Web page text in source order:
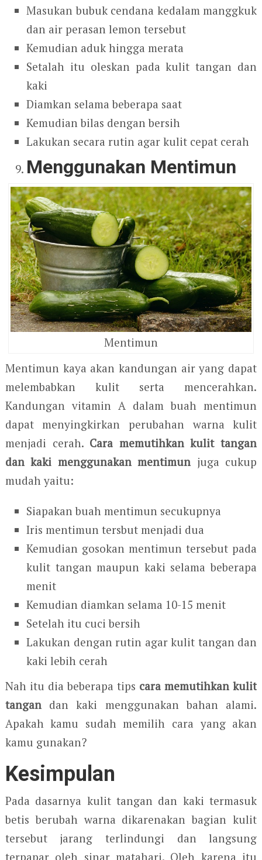
Masukan bubuk cendana kedalam manggkuk
dan air perasan lemon tersebut
Kemudian aduk hingga merata
Setalah itu oleskan pada kulit tangan dan
kaki
Diamkan selama beberapa saat
Kemudian bilas dengan bersih
Lakukan secara rutin agar kulit cepat cerah
Menggunakan Mentimun
Mentimun
Mentimun kaya akan kandungan air yang dapat
melembabkan kulit serta mencerahkan.
Kandungan vitamin A dalam buah mentimun
dapat menyingkirkan perubahan warna kulit
menjadi cerah. Cara memutihkan kulit tangan
dan kaki menggunakan mentimun juga cukup
mudah yaitu:
Siapakan buah mentimun secukupnya
Iris mentimun tersbut menjadi dua
Kemudian gosokan mentimun tersebut pada
kulit tangan maupun kaki selama beberapa
menit
Kemudian diamkan selama 10-15 menit
Setelah itu cuci bersih
Lakukan dengan rutin agar kulit tangan dan
kaki lebih cerah
Nah itu dia beberapa tips cara memutihkan kulit
tangandan kaki menggunakan bahan alami.
Apakah kamu sudah memilih cara yang akan
kamu gunakan?
Kesimpulan
Pada dasarnya kulit tangan dan kaki termasuk
betis berubah warna dikarenakan bagian kulit
tersebut jarang terlindungi dan langsung
terpapar oleh sinar matahari. Oleh karena itu